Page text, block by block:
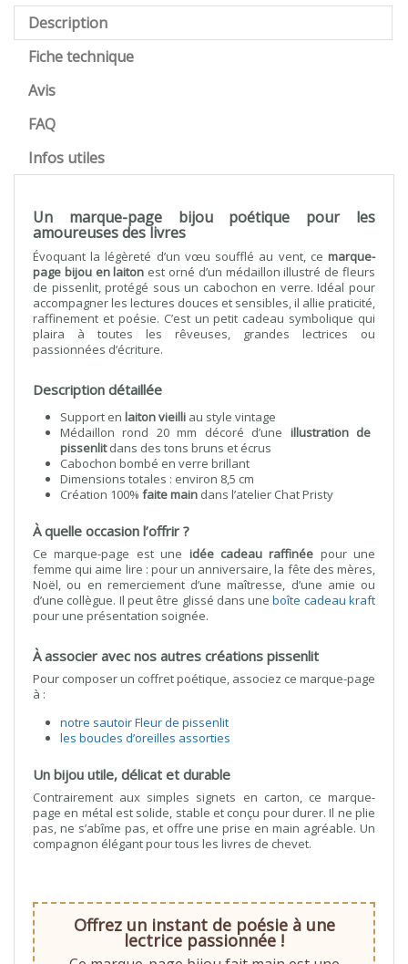
Description
Fiche technique
Avis
FAQ
Infos utiles
Un marque-page bijou poétique pour les
amoureuses des livres
Évoquant la légèreté d’un vœu soufflé au vent, ce marque-
page bijou en laiton est orné d’un médaillon illustré de fleurs
de pissenlit, protégé sous un cabochon en verre. Idéal pour
accompagner les lectures douces et sensibles, il allie praticité,
raffinement et poésie. C’est un petit cadeau symbolique qui
plaira à toutes les rêveuses, grandes lectrices ou
passionnées d’écriture.
Description détaillée
Support en laiton vieilli au style vintage
Médaillon rond 20 mm décoré d’une illustration de
pissenlitdans des tons bruns et écrus
Cabochon bombé en verre brillant
Dimensions totales : environ 8,5 cm
Création 100% faite main dans l’atelier Chat Pristy
À quelle occasion l’offrir ?
Ce marque-page est une idée cadeau raffinée pour une
femme qui aime lire : pour un anniversaire, la fête des mères,
Noël, ou en remerciement d’une maîtresse, d’une amie ou
d’une collègue. Il peut être glissé dans uneboîte cadeau kraft
pour une présentation soignée.
À associer avec nos autres créations pissenlit
Pour composer un coffret poétique, associez ce marque-page
à :
notre sautoir Fleur de pissenlit
les boucles d’oreilles assorties
Un bijou utile, délicat et durable
Contrairement aux simples signets en carton, ce marque-
page en métal est solide, stable et conçu pour durer. Il ne plie
pas, ne s’abîme pas, et offre une prise en main agréable. Un
compagnon élégant pour tous les livres de chevet.
Offrez un instant de poésie à une
lectrice passionnée !